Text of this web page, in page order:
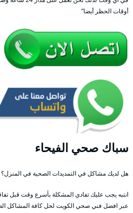
أوقات الحظر أيضا”
سباك صحي الفيحاء
هل لديك مشاكل في التمديدات الصحية في المنزل؟
انتبه يجب عليك تفادي المشكلة بأسرع وقت قبل
عبر افضل فني صحي الكويت لحل كافة المشاكل